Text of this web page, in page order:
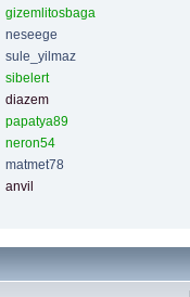
gizemlitosbaga
neseege
sule_yilmaz
sibelert
diazem
papatya89
neron54
matmet78
anvil